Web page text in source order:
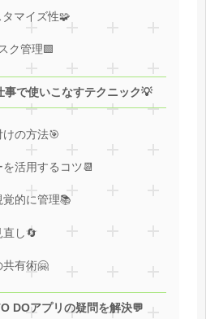
マイズ性🧩
ク管理🟩
事で使いこなすテクニック💡
の方法🎯
活用するコツ📆
的に管理📚
し🔄
共有術🤗
DOアプリの疑問を解決💬